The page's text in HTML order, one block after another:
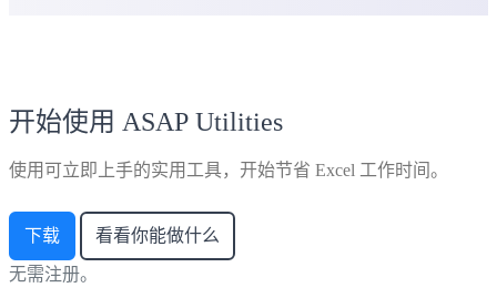
开始使用 ASAP Utilities
使用可立即上手的实用工具，开始节省 Excel 工作时间。
下载 看看你能做什么
无需注册。